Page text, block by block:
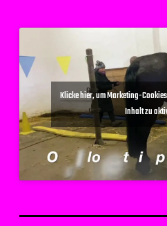
Klicke hier, um Marketing-
Inhalt zu